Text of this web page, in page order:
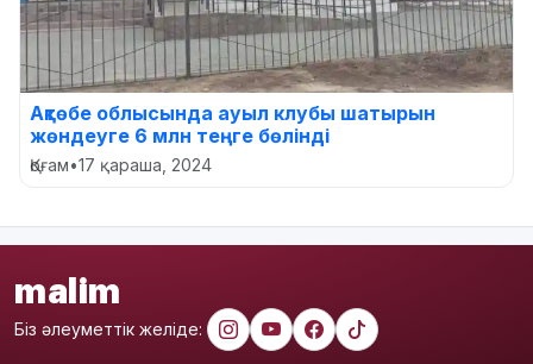
Ақтөбе облысында ауыл клубы шатырын
жөндеуге 6 млн теңге бөлінді
Қоғам•17 қараша, 2024
malim
Біз әлеуметтік желіде: